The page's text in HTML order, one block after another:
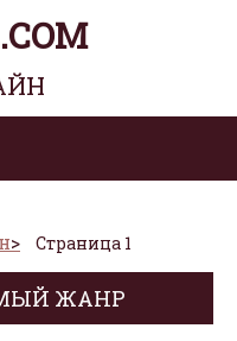
Страница 1
ЖАНР